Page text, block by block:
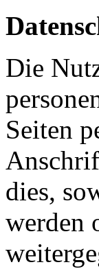
Die
Seiten
dies,
werden